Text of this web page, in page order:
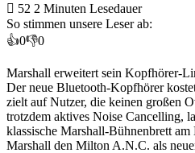
52 2 Minuten Lesedauer
So stimmen unsere Leser ab:
👍0👎0
Marshall erweitert sein Kopfhörer-
Der neue Bluetooth-Kopfhörer
zielt auf Nutzer, die keinen großen
trotzdem aktives Noise Cancelling,
klassische Marshall-Bühnenbrett
Marshall den Milton A.N.C. als